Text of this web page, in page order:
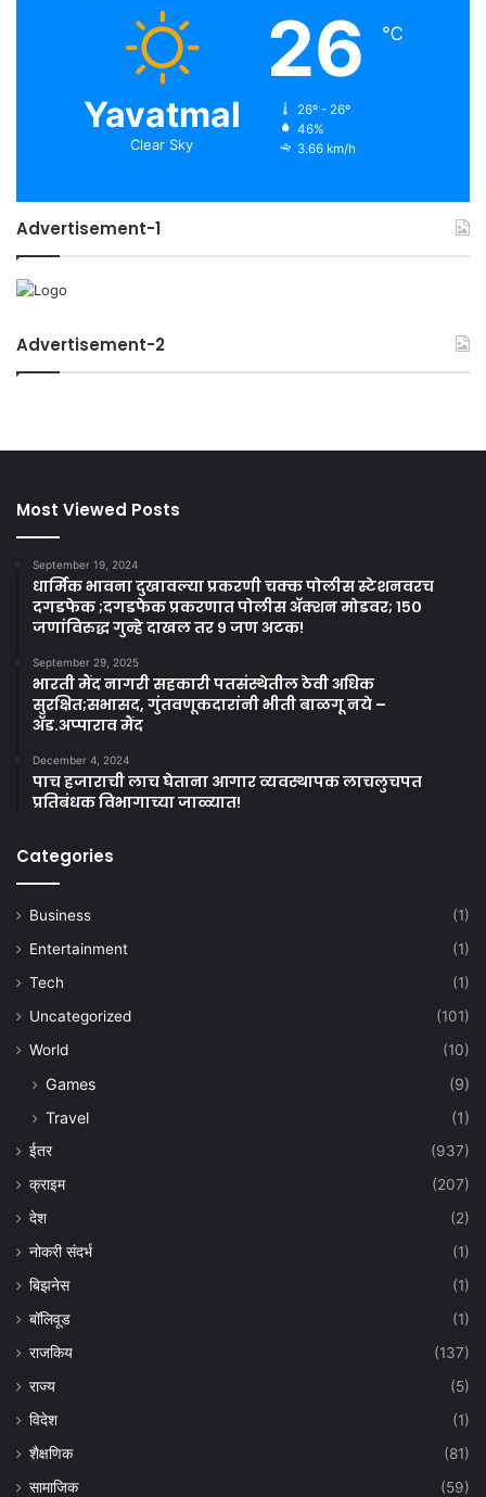
Yavatmal
Clear Sky
26 ℃
26º - 26º
46%
3.66 km/h
Advertisement-1
Advertisement-2
Most Viewed Posts
September 19, 2024
धार्मिक भावना दुखावल्या प्रकरणी चक्क पोलीस स्टेशनवरच
दगडफेक ;दगडफेक प्रकरणात पोलीस अ‍ॅक्शन मोडवर; १५०
जणांविरुद्ध गुन्हे दाखल तर ९ जण अटक!
September 29, 2025
भारती मैंद नागरी सहकारी पतसंस्थेतील ठेवी अधिक
सुरक्षित;सभासद, गुंतवणूकदारांनी भीती बाळगू नये –
ॲड.अप्पाराव मैंद
December 4, 2024
पाच हजाराची लाच घेताना आगार व्यवस्थापक लाचलुचपत
प्रतिबंधक विभागाच्या जाळ्यात!
Categories
Business
(1)
Entertainment
(1)
Tech
(1)
Uncategorized
(101)
World
(10)
Games
(9)
Travel
(1)
ईतर
(937)
क्राइम
(207)
देश
(2)
नोकरी संदर्भ
(1)
बिझनेस
(1)
बॉलिवूड
(1)
राजकिय
(137)
राज्य
(5)
विदेश
(1)
शैक्षणिक
(81)
सामाजिक
(59)